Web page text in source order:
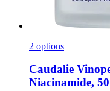
2 options
Caudalie
Niacinamide,